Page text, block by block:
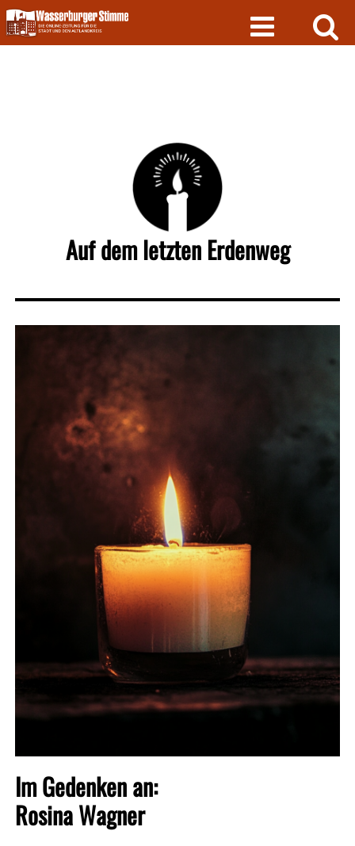
Skip
to
content
Auf dem letzten Erdenweg
Im Gedenken an:
Rosina Wagner